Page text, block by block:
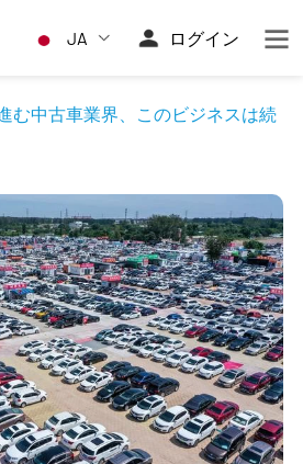
JA ログイン
む中古車業界、このビジネスは続